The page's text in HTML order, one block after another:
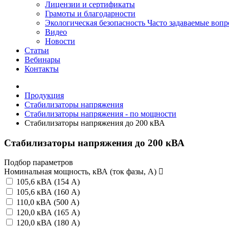
Лицензии и сертификаты
Грамоты и благодарности
Экологическая безопасность Часто задаваемые
Видео
Новости
Статьи
Вебинары
Контакты
Продукция
Стабилизаторы напряжения
Стабилизаторы напряжения - по мощности
Стабилизаторы напряжения до 200 кВА
Стабилизаторы напряжения до 200 кВА
Подбор параметров
Номинальная мощность, кВА (ток фазы, А)
105,6 кВА (154 А)
105,6 кВА (160 А)
110,0 кВА (500 А)
120,0 кВА (165 А)
120,0 кВА (180 А)